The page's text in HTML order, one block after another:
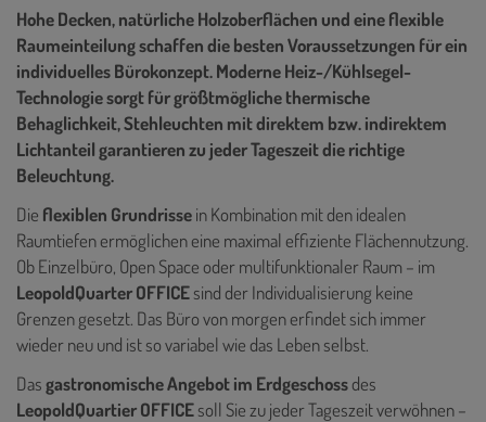
Hohe Decken, natürliche Holzoberflächen und eine flexible
Raumeinteilung schaffen die besten Voraussetzungen für ein
individuelles Bürokonzept. Moderne Heiz-/Kühlsegel-
Technologie sorgt für größtmögliche thermische
Behaglichkeit, Stehleuchten mit direktem bzw. indirektem
Lichtanteil garantieren zu jeder Tageszeit die richtige
Beleuchtung.
Die flexiblen Grundrissein Kombination mit den idealen
Raumtiefen ermöglichen eine maximal effiziente Flächennutzung.
Ob Einzelbüro, Open Space oder multifunktionaler Raum – im
LeopoldQuarter OFFICEsind der Individualisierung keine
Grenzen gesetzt. Das Büro von morgen erfindet sich immer
wieder neu und ist so variabel wie das Leben selbst.
Dasgastronomische Angebot im Erdgeschossdes
LeopoldQuartier OFFICEsoll Sie zu jeder Tageszeit verwöhnen –